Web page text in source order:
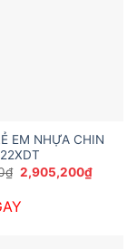
EM NHỰA CHIN
₫ Giá
gốc
4,309,200₫.
2,905,200₫Giá
hiện